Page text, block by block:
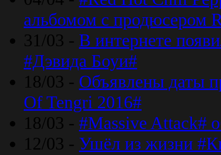
альбомом с продюсером
31/03 - В интернете
#Дэвида Боуи#
18/03 - Объявлены даты
Of Tengri 2016#
18/03 - #Massive Attack#
12/03 - Ушёл из жизни